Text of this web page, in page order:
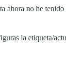
ahora no he
la etiqueta/